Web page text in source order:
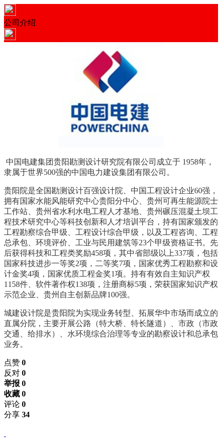
公司介绍
中国电建集团贵阳勘测设计研究院有限公司成立于 1958年，
隶属于世界500强的中国电力建设集团有限公司。
贵阳院是全国勘测设计百强设计院、中国工程设计企业60强，
拥有国家水能风能研究中心贵阳分中心、贵州可再生能源院士
工作站、贵州省水利水电工程人才基地、贵州碾压混凝土坝工
程技术研究中心等科技创新和人才培训平台，持有国家颁发的
工程勘察综合甲级、工程设计综合甲级，以及工程咨询、工程
总承包、环境评价、工业与民用建筑等23个甲级资格证书。先
后获得科技和工程类奖励458项，其中省部级以上337项，包括
国家科技进步一等奖2项，二等奖7项，国家优秀工程勘察和设
计金奖4项，国家优质工程金奖1项。持有有效自主知识产权
1158件、软件著作权138项，注册商标5项，荣获国家知识产权
示范企业、贵州自主创新品牌100强。
城建设计院是贵阳院为实现业务转型、拓展华中市场而成立的
直属分院，主要开展公路（特大桥、特长隧道）、市政（市政
交通、给排水）、水环境综合治理等专业的勘察设计和总承包
业务。
点赞 0
反对 0
举报 0
收藏 0
评论 0
分享 34